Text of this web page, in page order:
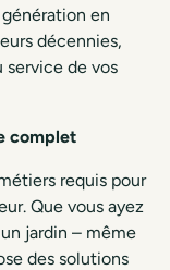
en
décennies,
de vos
complet
requis pour
Que vous ayez
jardin – même
des solutions